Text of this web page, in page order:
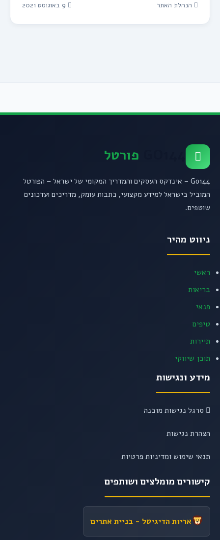
הנהלת האתר
פורטל
Go144 – אינדקס העסקים והמדריך המקומי של ישראל – הפורטל
המוביל בישראל למידע מקצועי, כתבות עומק, מדריכים ועדכונים
שוטפים.
ניווט מהיר
ראשי
בריאות
פנאי
טיפים
תיירות
תוכן שיווקי
מידע ונגישות
סרגל נגישות מובנה
הצהרת נגישות
תנאי שימוש ומדיניות פרטיות
קישורים מומלצים ושותפים
אריות הדיגיטל - בניית אתרים